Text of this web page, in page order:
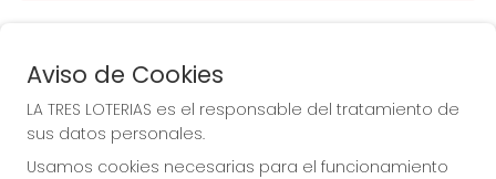
Aviso de Cookies
LA TRES LOTERIAS es el responsable del tratamiento de
sus datos personales.
Usamos cookies necesarias para el funcionamiento